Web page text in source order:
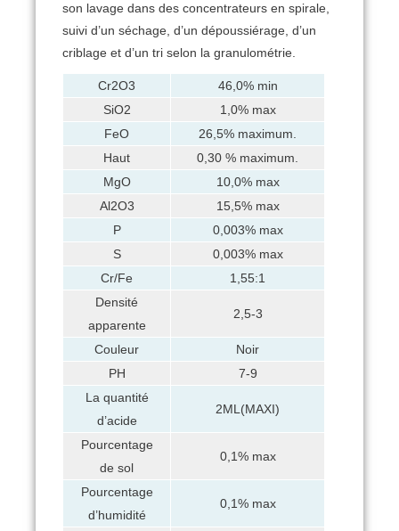
son lavage dans des concentrateurs en spirale,
suivi d’un séchage, d’un dépoussiérage, d’un
criblage et d’un tri selon la granulométrie.
Cr2O3
46,0% min
SiO2
1,0% max
FeO
26,5% maximum.
Haut
0,30 % maximum.
MgO
10,0% max
Al2O3
15,5% max
P
0,003% max
S
0,003% max
Cr/Fe
1,55:1
Densité
apparente
2,5-3
Couleur
Noir
PH
7-9
La quantité
d’acide
2ML(MAXI)
Pourcentage
de sol
0,1% max
Pourcentage
d’humidité
0,1% max